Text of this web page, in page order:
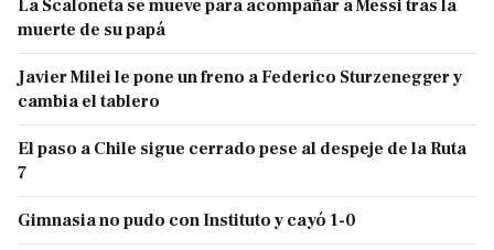
La Scaloneta se mueve para acompañar a Messi tras la
muerte de su papá
Javier Milei le pone un freno a Federico Sturzenegger y
cambia el tablero
El paso a Chile sigue cerrado pese al despeje de la Ruta
7
Gimnasia no pudo con Instituto y cayó 1-0